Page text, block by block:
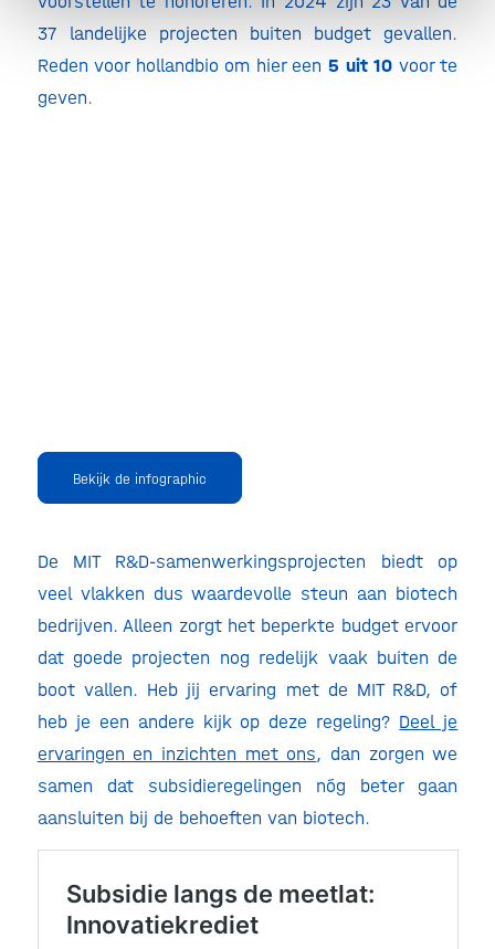
37 landelijke projecten buiten budget gevallen.
Reden voor hollandbio om hier een5 uit 10 voor te
geven.
Bekijk de infographic
De MIT R&D-samenwerkingsprojecten biedt op
veel vlakken dus waardevolle steun aan biotech
bedrijven. Alleen zorgt het beperkte budget ervoor
dat goede projecten nog redelijk vaak buiten de
boot vallen. Heb jij ervaring met de MIT R&D, of
heb je een andere kijk op deze regeling? Deel je
ervaringen en inzichten met ons, dan zorgen we
samen dat subsidieregelingen nóg beter gaan
aansluiten bij de behoeften van biotech.